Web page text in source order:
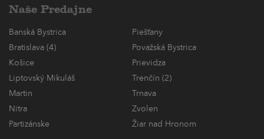
Naše Predajne
Banská Bystrica
Piešťany
Bratislava (4)
Považská Bystrica
Košice
Prievidza
Liptovský Mikuláš
Trenčín (2)
Martin
Trnava
Nitra
Zvolen
Partizánske
Žiar nad Hronom